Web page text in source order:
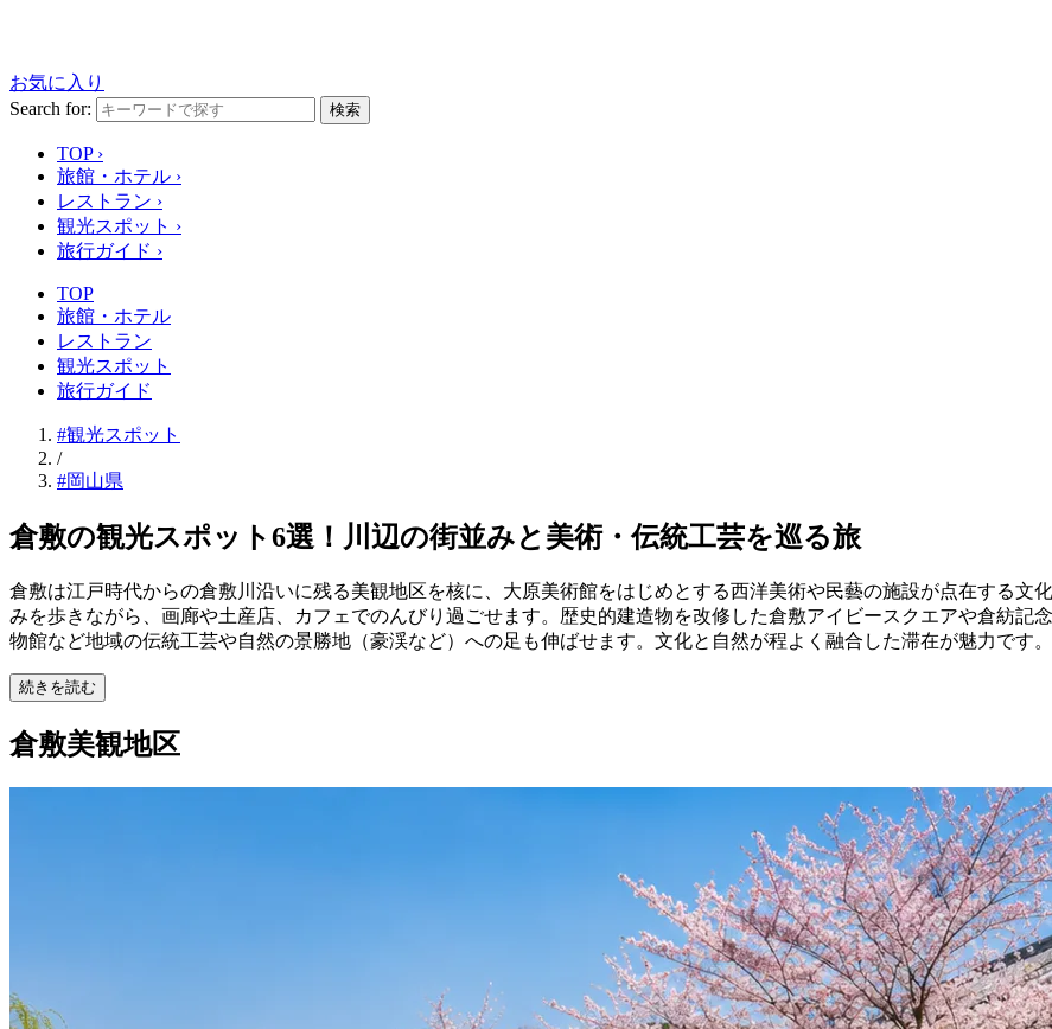
お気に入り
Search for:
検索
TOP ›
旅館・ホテル ›
レストラン ›
観光スポット ›
旅行ガイド ›
TOP
旅館・ホテル
レストラン
観光スポット
旅行ガイド
#観光スポット
/
#岡山県
倉敷の観光スポット6選！川辺の街並みと美術・伝統工芸を巡る旅
倉敷は江戸時代からの倉敷川沿いに残る美観地区を核に、大原美術館をはじめとする西洋美術や民藝の施設が点在する文
みを歩きながら、画廊や土産店、カフェでのんびり過ごせます。歴史的建造物を改修した倉敷アイビースクエアや倉紡記
物館など地域の伝統工芸や自然の景勝地（豪渓など）への足も伸ばせます。文化と自然が程よく融合した滞在が魅力です。
続きを読む
倉敷美観地区